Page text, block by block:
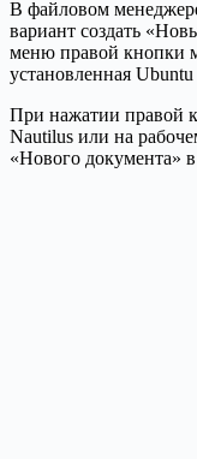
В файловом
вариант создать
меню правой кнопки
установленная
При нажатии правой
Nautilus или на
«Нового документа»